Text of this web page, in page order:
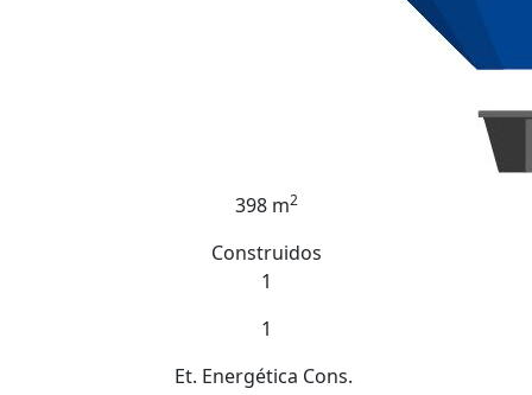
398 m2
Construidos
1
1
Et. Energética Cons.